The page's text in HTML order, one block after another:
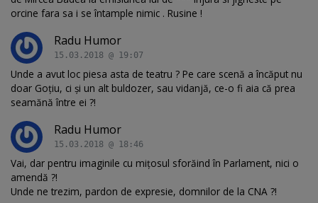
orcine fara sa i se întample nimic . Rusine !
Radu Humor
15.03.2018 @ 19:07
Unde a avut loc piesa asta de teatru ? Pe care scenă a încăput nu
doar Goţiu, ci şi un alt buldozer, sau vidanjă, ce-o fi aia că prea
seamănă între ei ?!
Radu Humor
15.03.2018 @ 18:46
Vai, dar pentru imaginile cu miţosul sforăind în Parlament, nici o
amendă ?!
Unde ne trezim, pardon de expresie, domnilor de la CNA ?!